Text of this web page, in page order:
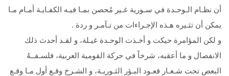
أن نظـام الـوحـدة في سـورية غـير مُحصن بمـا فيـه الكفـايـة أمـام مـا
يمكن أن تثـيره هـذه الإجـراءات من تـآمـر و ردة .
و لكن المؤامرة حيكت و أخـذت الوحـدة غيـلة، و لقـد أحدث ذلك
الانفصال و ما أعقبه، شرخاً في حركة القومية العربية، فلسـفــهُ
البعض تحت شـعـار قعـود البـؤر الثـوريـة، و الشـرخ وقـع أول مـا وقـع